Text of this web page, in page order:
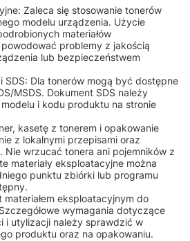
Zaleca się stosowanie tonerów
modelu urządzenia. Użycie
materiałów
problemy z jakością
lub bezpieczeństwem
SDS: Dla tonerów mogą być dostępne
MSDS. Dokument SDS należy
i kodu produktu na stronie
kasetę z tonerem i opakowanie
z lokalnymi przepisami oraz
Nie wrzucać tonera ani pojemników z
materiały eksploatacyjne można
punktu zbiórki lub programu
materiałem eksploatacyjnym do
wymagania dotyczące
i utylizacji należy sprawdzić w
produktu oraz na opakowaniu.